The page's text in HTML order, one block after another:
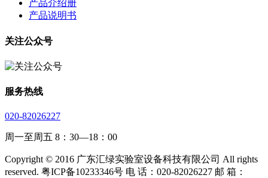
产品介绍册
产品说明书
关注公众号
服务热线
020-82026227
周一至周五 8：30—18：00
Copyright © 2016 广东汇绿实验室设备科技有限公司 All rights
reserved. 粤ICP备10233346号 电 话：020-82026227 邮 箱：